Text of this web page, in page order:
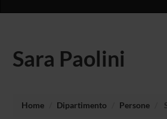
Sara Paolini
Home Dipartimento Persone